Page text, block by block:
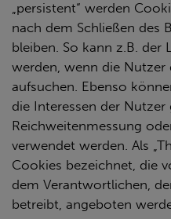
„persistent“ werden
nach dem Schließen des
bleiben. So kann z.B. der
werden, wenn die Nutzer
aufsuchen. Ebenso
die Interessen der
Reichweitenmessung
verwendet werden. Als
Cookies bezeichnet, die
dem Verantwortlichen,
betreibt, angeboten